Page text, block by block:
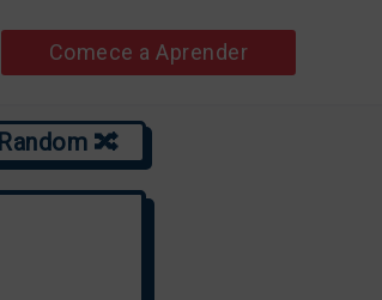
Comece a Aprender
Random 🔀